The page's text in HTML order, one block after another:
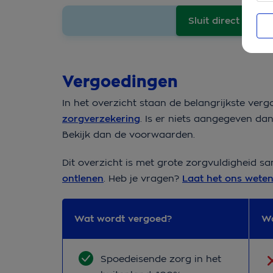
Sluit direct af
Vergoedingen
In het overzicht staan de belangrijkste
zorgverzekering. Is er niets aangegeven
Bekijk dan de voorwaarden.
Dit overzicht is met grote zorgvuldigheid
ontlenen. Heb je vragen? Laat het ons
Wat wordt vergoed?
Wat wordt vergoed?
Spoedeisende zorg in het